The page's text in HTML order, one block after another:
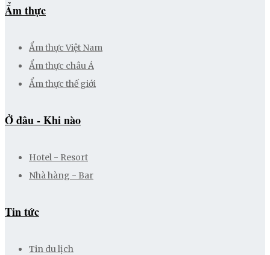
Ẩm thực
Ẩm thực Việt Nam
Ẩm thực châu Á
Ẩm thực thế giới
Ở đâu - Khi nào
Hotel - Resort
Nhà hàng - Bar
Tin tức
Tin du lịch